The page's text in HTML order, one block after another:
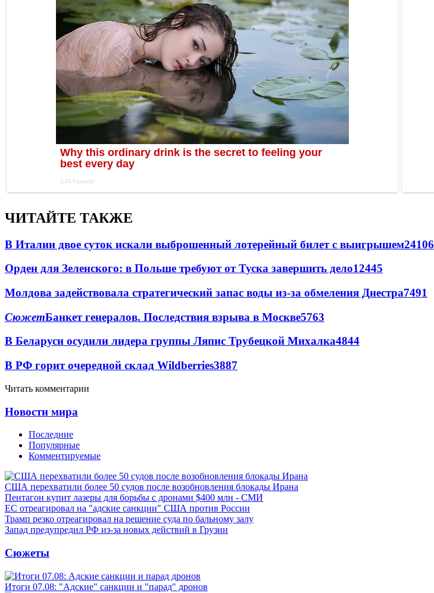
ЧИТАЙТЕ ТАКЖЕ
В Италии двое суток искали выброшенный лотерейный билет с выигрышем24106
Орден для Зеленского: в Польше требуют от Туска завершить дело12445
Молдова задействовала стратегический запас воды из-за обмеления Днестра7491
СюжетБанкет генералов. Последствия взрыва в Москве5763
В Беларуси осудили лидера группы Ляпис Трубецкой Михалка4844
В РФ горит очередной склад Wildberries3887
Читать комментарии
Новости мира
Последние
Популярные
Комментируемые
США перехватили более 50 судов после возобновления блокады Ирана
Пентагон купит лазеры для борьбы с дронами $400 млн - СМИ
ЕС отреагировал на "адские санкции" США против России
Трамп резко отреагировал на решение суда по бальному залу
Запад предупредил РФ из-за новых действий в Грузии
Сюжеты
Итоги 07.08: "Адские" санкции и "парад" дронов